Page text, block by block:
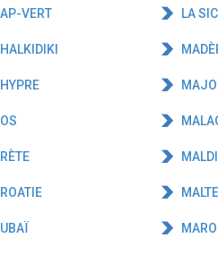
VERT LA
MALTE